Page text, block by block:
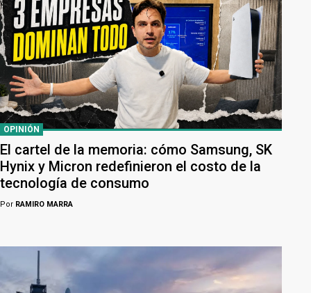
OPINIÓN
El cartel de la memoria: cómo Samsung, SK
Hynix y Micron redefinieron el costo de la
tecnología de consumo
Por RAMIRO MARRA